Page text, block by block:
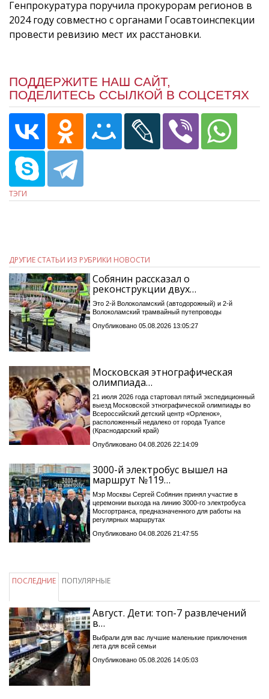
Генпрокуратура поручила прокурорам регионов в
2024 году совместно с органами Госавтоинспекции
провести ревизию мест их расстановки.
ПОДДЕРЖИТЕ НАШ САЙТ,
ПОДЕЛИТЕСЬ ССЫЛКОЙ В СОЦСЕТЯХ
ТЭГИ
ДРУГИЕ СТАТЬИ ИЗ РУБРИКИ НОВОСТИ
Собянин рассказал о
реконструкции двух…
Это 2-й Волоколамский (автодорожный) и 2-й
Волоколамский трамвайный путепроводы
Опубликовано 05.08.2026 13:05:27
Московская этнографическая
олимпиада…
21 июля 2026 года стартовал пятый экспедиционный
выезд Московской этнографической олимпиады во
Всероссийский детский центр «Орленок»,
расположенный недалеко от города Туапсе
(Краснодарский край)
Опубликовано 04.08.2026 22:14:09
3000-й электробус вышел на
маршрут №119…
Мэр Москвы Сергей Собянин принял участие в
церемонии выхода на линию 3000-го электробуса
Мосгортранса, предназначенного для работы на
регулярных маршрутах
Опубликовано 04.08.2026 21:47:55
ПОСЛЕДНИЕ ПОПУЛЯРНЫЕ
Август. Дети: топ-7 развлечений
в…
Выбрали для вас лучшие маленькие приключения
лета для всей семьи
Опубликовано 05.08.2026 14:05:03